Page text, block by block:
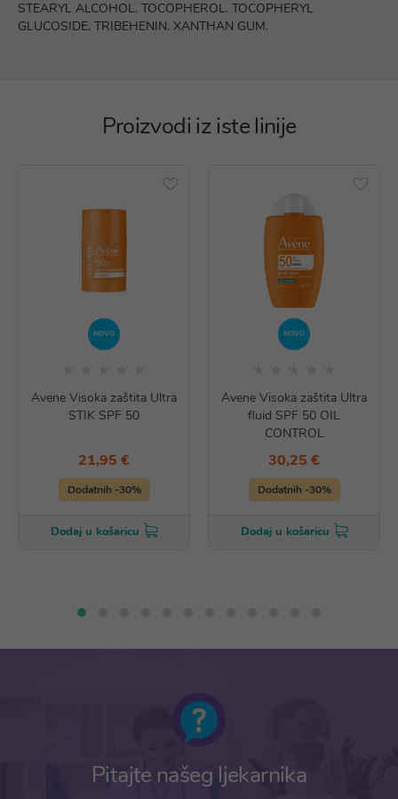
STEARYL ALCOHOL. TOCOPHEROL. TOCOPHERYL
GLUCOSIDE. TRIBEHENIN. XANTHAN GUM.
Proizvodi iz iste linije
NOVO
Avene Visoka zaštita Ultra
STIK SPF 50
21,95 €
Dodatnih -30%
Dodaj u košaricu
NOVO
Avene Visoka zaštita Ultra
fluid SPF 50 OIL
CONTROL
30,25 €
Dodatnih -30%
Dodaj u košaricu
Pitajte našeg ljekarnika